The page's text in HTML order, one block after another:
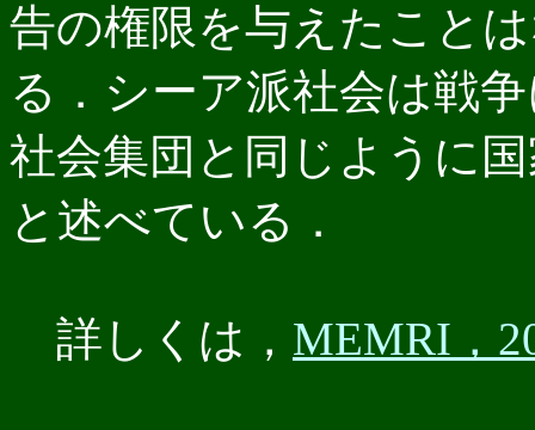
告の権限を与えたこと
る．シーア派社会は戦
社会集団と同じように
と述べている．
詳しくは， MEMRI，